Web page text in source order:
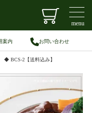
menu
案内 お問い合わせ
◆ BCS-2【送料込み】